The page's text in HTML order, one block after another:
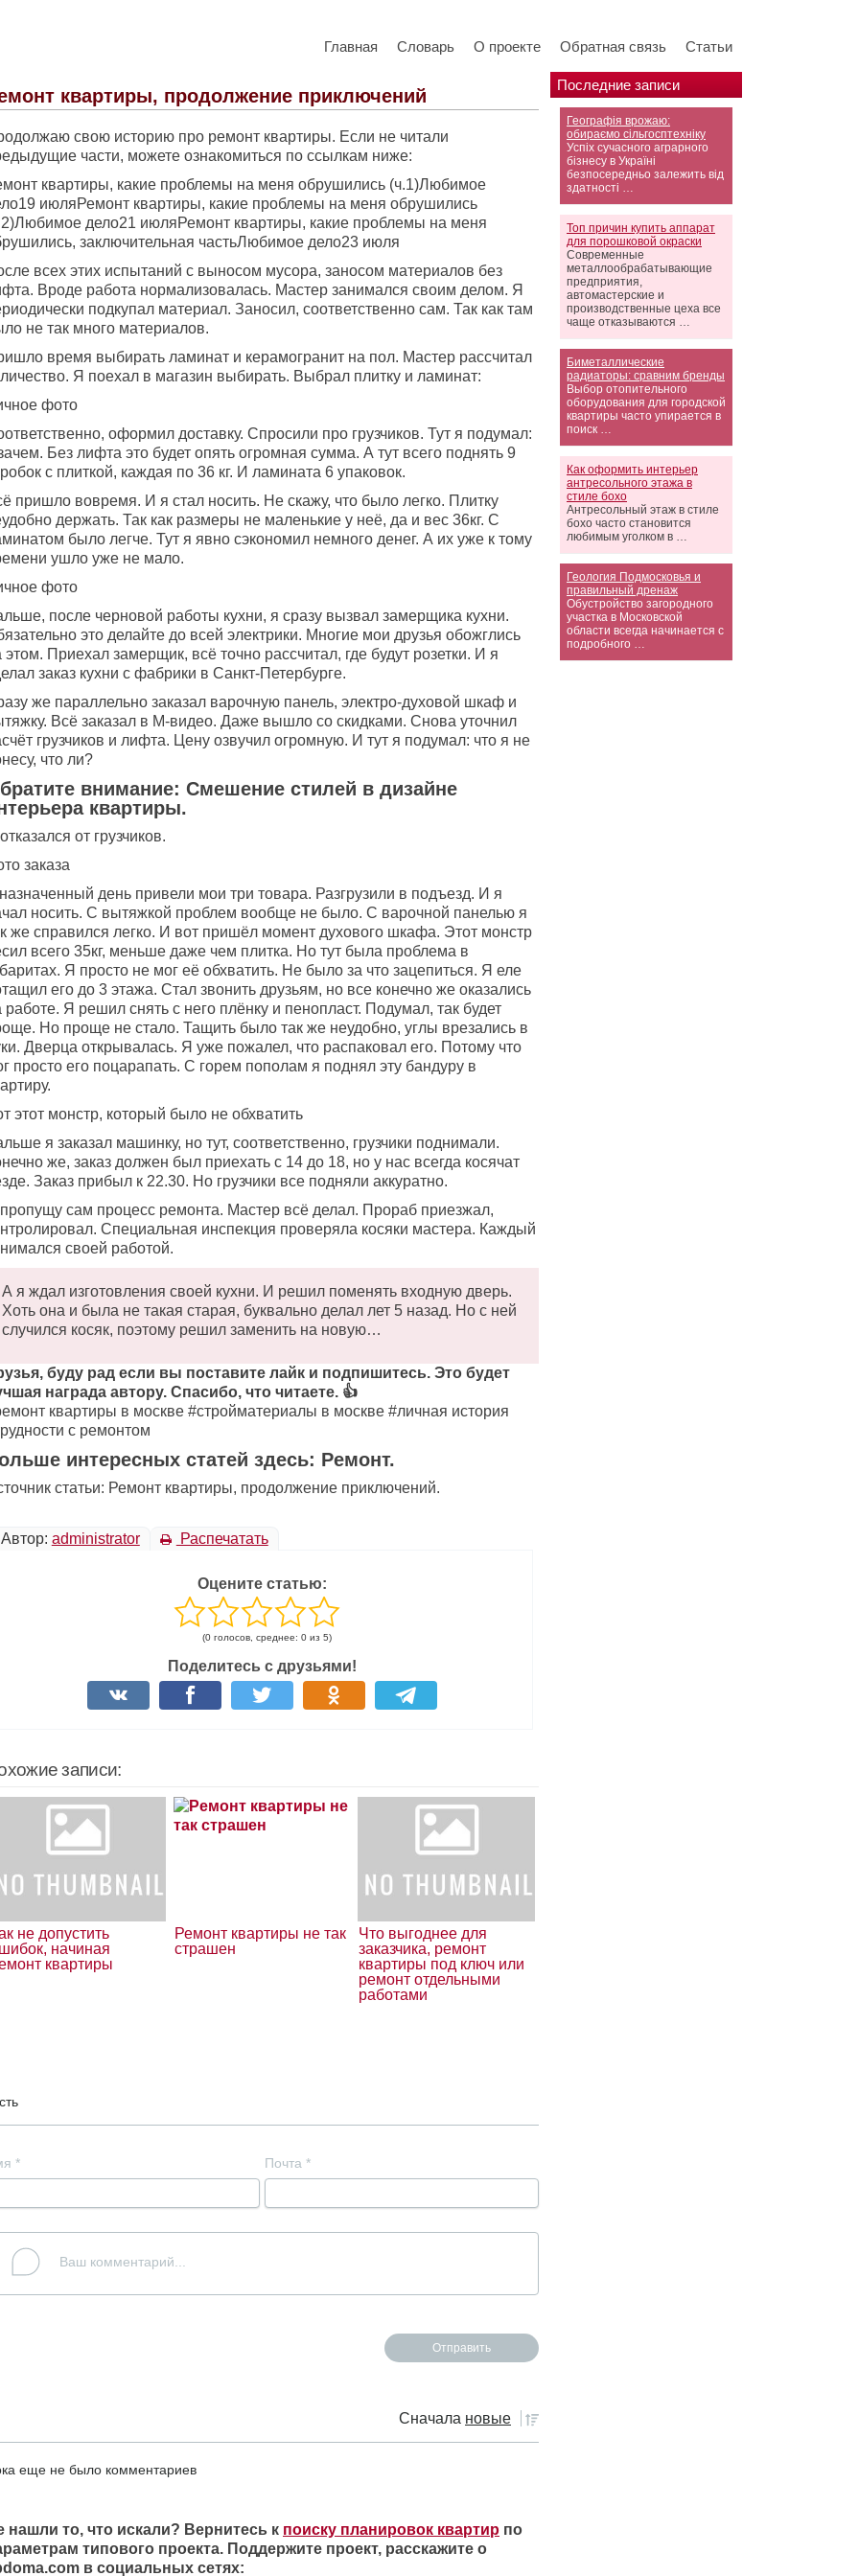
Главная Словарь О проекте Обратная связь Статьи
Последние записи
Географія врожаю:
обираємо сільгосптехніку
Успіх сучасного аграрного
бізнесу в Україні
безпосередньо залежить від
здатності …
Топ причин купить аппарат
для порошковой окраски
Современные
металлообрабатывающие
предприятия,
автомастерские и
производственные цеха все
чаще отказываются …
Биметаллические
радиаторы: сравним бренды
Выбор отопительного
оборудования для городской
квартиры часто упирается в
поиск …
Как оформить интерьер
антресольного этажа в
стиле бохо
Антресольный этаж в стиле
бохо часто становится
любимым уголком в …
Геология Подмосковья и
правильный дренаж
Обустройство загородного
участка в Московской
области всегда начинается с
подробного …
квартиры, продолжение приключений
свою историю про ремонт квартиры. Если не читали
части, можете ознакомиться по ссылкам ниже:
квартиры, какие проблемы на меня обрушились (ч.1)Любимое
июляРемонт квартиры, какие проблемы на меня обрушились
дело21 июляРемонт квартиры, какие проблемы на меня
заключительная частьЛюбимое дело23 июля
всех этих испытаний с выносом мусора, заносом материалов без
Вроде работа нормализовалась. Мастер занимался своим делом. Я
подкупал материал. Заносил, соответственно сам. Так как там
не так много материалов.
время выбирать ламинат и керамогранит на пол. Мастер рассчитал
Я поехал в магазин выбирать. Выбрал плитку и ламинат:
фото
оформил доставку. Спросили про грузчиков. Тут я подумал:
Без лифта это будет опять огромная сумма. А тут всего поднять 9
с плиткой, каждая по 36 кг. И ламината 6 упаковок.
пришло вовремя. И я стал носить. Не скажу, что было легко. Плитку
держать. Так как размеры не маленькие у неё, да и вес 36кг. С
было легче. Тут я явно сэкономил немного денег. А их уже к тому
ушло уже не мало.
фото
после черновой работы кухни, я сразу вызвал замерщика кухни.
это делайте до всей электрики. Многие мои друзья обожглись
этом. Приехал замерщик, всё точно рассчитал, где будут розетки. И я
заказ кухни с фабрики в Санкт-Петербурге.
же параллельно заказал варочную панель, электро-духовой шкаф и
Всё заказал в М-видео. Даже вышло со скидками. Снова уточнил
грузчиков и лифта. Цену озвучил огромную. И тут я подумал: что я не
что ли?
внимание: Смешение стилей в дизайне
квартиры.
от грузчиков.
заказа
день привели мои три товара. Разгрузили в подъезд. И я
носить. С вытяжкой проблем вообще не было. С варочной панелью я
же справился легко. И вот пришёл момент духового шкафа. Этот монстр
всего 35кг, меньше даже чем плитка. Но тут была проблема в
Я просто не мог её обхватить. Не было за что зацепиться. Я еле
его до 3 этажа. Стал звонить друзьям, но все конечно же оказались
работе. Я решил снять с него плёнку и пенопласт. Подумал, так будет
Но проще не стало. Тащить было так же неудобно, углы врезались в
Дверца открывалась. Я уже пожалел, что распаковал его. Потому что
просто его поцарапать. С горем пополам я поднял эту бандуру в
этот монстр, который было не обхватить
я заказал машинку, но тут, соответственно, грузчики поднимали.
же, заказ должен был приехать с 14 до 18, но у нас всегда косячат
Заказ прибыл к 22.30. Но грузчики все подняли аккуратно.
сам процесс ремонта. Мастер всё делал. Прораб приезжал,
Специальная инспекция проверяла косяки мастера. Каждый
своей работой.
А я ждал изготовления своей кухни. И решил поменять входную дверь.
Хоть она и была не такая старая, буквально делал лет 5 назад. Но с ней
случился косяк, поэтому решил заменить на новую…
буду рад если вы поставите лайк и подпишитесь. Это будет
награда автору. Спасибо, что читаете. 👍
квартиры в москве #стройматериалы в москве #личная история
с ремонтом
интересных статей здесь: Ремонт.
статьи: Ремонт квартиры, продолжение приключений.
Автор: administrator Распечатать
Оцените статью:
(0 голосов, среднее: 0 из 5)
Поделитесь с друзьями!
записи:
не допустить
начиная
квартиры
Ремонт квартиры не так
страшен
Что выгоднее для
заказчика, ремонт
квартиры под ключ или
ремонт отдельными
работами
* Почта *
Сначала новые
еще не было комментариев
нашли то, что искали? Вернитесь к поиску планировок квартир по
типового проекта. Поддержите проект, расскажите о
в социальных сетях: